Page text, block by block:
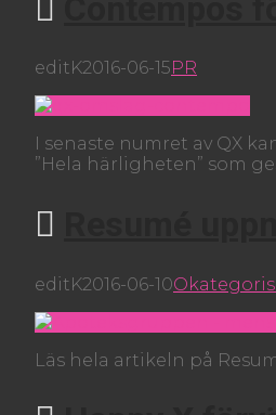
editK2016-06-15PR
I senaste numret av QX
”Hela härligheten” som
editK2016-06-10
Läs hela artikeln på